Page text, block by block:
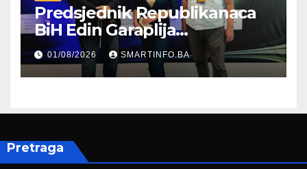
Predsjednik Republikanaca
BiH Edin Garaplija
prisustvovao prezentaciji
Federalnog sajma
zapošljavanja
01/08/2026 SMARTINFO.BA
Pretraga